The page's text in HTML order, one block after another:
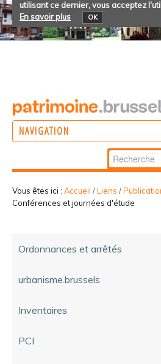
utilisant ce dernier, vous acceptez
En savoir plus
OK
NAVIGATION
PARTICIPER
Chercher par
Recherche
avancée…
Vous êtes ici : Accueil /Liens /
Conférences et journées d'étude
Ordonnances et arrêtés
urbanisme.brussels
Inventaires
PCI